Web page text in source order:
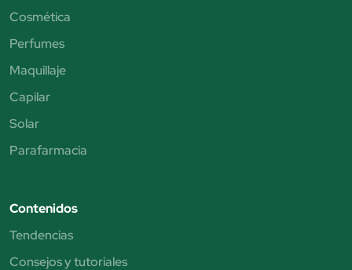
Cosmética
Perfumes
Maquillaje
Capilar
Solar
Parafarmacia
Contenidos
Tendencias
Consejos y tutoriales